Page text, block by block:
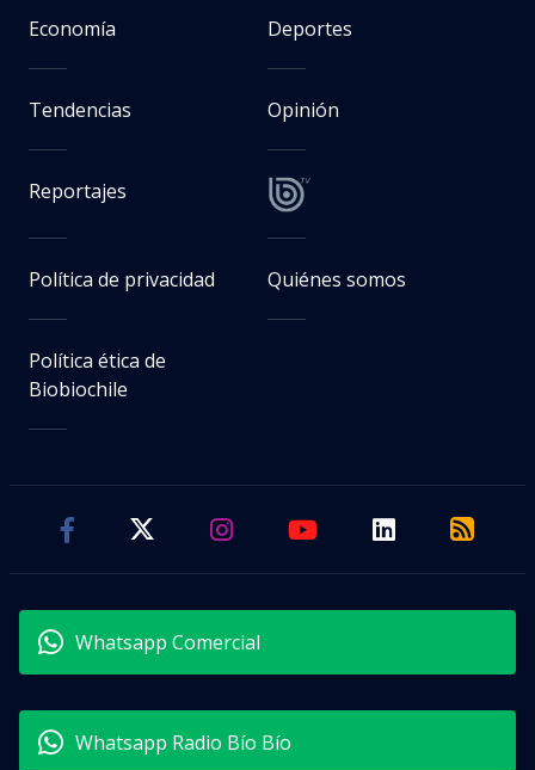
Economía Deportes
Tendencias Opinión
Reportajes
Política de privacidad Quiénes somos
Política ética de
Biobiochile
Whatsapp Comercial
Whatsapp Radio Bío Bío